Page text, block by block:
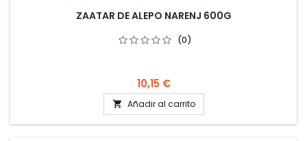
ZAATAR DE ALEPO NARENJ 600G
(0)
10,15 €
 Añadir al carrito